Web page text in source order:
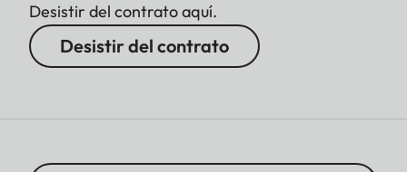
Desistir del contrato aquí.
Desistir del contrato